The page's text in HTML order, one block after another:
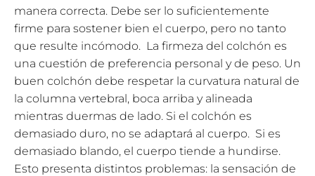
manera correcta. Debe ser lo suficientemente
firme para sostener bien el cuerpo, pero no tanto
que resulte incómodo. La firmeza del colchón es
una cuestión de preferencia personal y de peso. Un
buen colchón debe respetar la curvatura natural de
la columna vertebral, boca arriba y alineada
mientras duermas de lado. Si el colchón es
demasiado duro, no se adaptará al cuerpo. Si es
demasiado blando, el cuerpo tiende a hundirse.
Esto presenta distintos problemas: la sensación de